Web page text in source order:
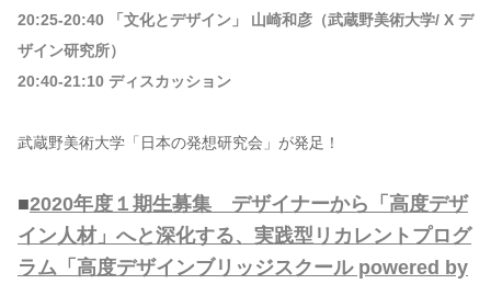
20:25-20:40 「文化とデザイン」 山崎和彦（武蔵野美術大学/ X デ
ザイン研究所）
20:40-21:10 ディスカッション
武蔵野美術大学「日本の発想研究会」が発足！
■2020年度１期生募集 デザイナーから「高度デザ
イン人材」へと深化する、実践型リカレントプログ
ラム「高度デザインブリッジスクール powered by